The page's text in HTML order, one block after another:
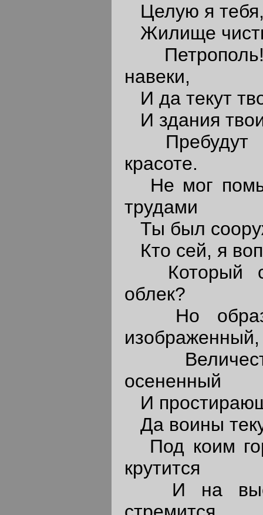
Целую я
Жилище
Петрополь!
навеки,
И да текут
И здания
Пребудут
красоте.
Не мог
трудами
Ты был
Кто сей, я
Который
облек?
Но образ
изображенный,
осененный
И
Да воины
Под коим
крутится
И на